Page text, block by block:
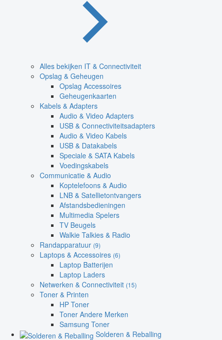
Alles bekijken IT & Connectiviteit
Opslag & Geheugen
Opslag Accessoires
Geheugenkaarten
Kabels & Adapters
Audio & Video Adapters
USB & Connectiviteitsadapters
Audio & Video Kabels
USB & Datakabels
Speciale & SATA Kabels
Voedingskabels
Communicatie & Audio
Koptelefoons & Audio
LNB & Satellietontvangers
Afstandsbedieningen
Multimedia Spelers
TV Beugels
Walkie Talkies & Radio
Randapparatuur (9)
Laptops & Accessoires (6)
Laptop Batterijen
Laptop Laders
Netwerken & Connectiviteit (15)
Toner & Printen
HP Toner
Toner Andere Merken
Samsung Toner
Solderen & Reballing